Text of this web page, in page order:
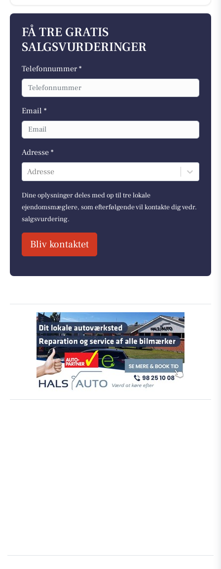
FÅ TRE GRATIS
SALGSVURDERINGER
Telefonnummer *
Email *
Adresse *
Adresse
Dine oplysninger deles med op til tre lokale
ejendomsmæglere, som efterfølgende vil kontakte dig vedr.
salgsvurdering.
Bliv kontaktet